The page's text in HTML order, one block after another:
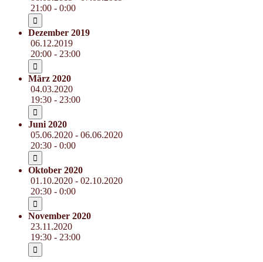
21:00 - 0:00
Dezember 2019
06.12.2019
20:00 - 23:00
März 2020
04.03.2020
19:30 - 23:00
Juni 2020
05.06.2020 - 06.06.2020
20:30 - 0:00
Oktober 2020
01.10.2020 - 02.10.2020
20:30 - 0:00
November 2020
23.11.2020
19:30 - 23:00